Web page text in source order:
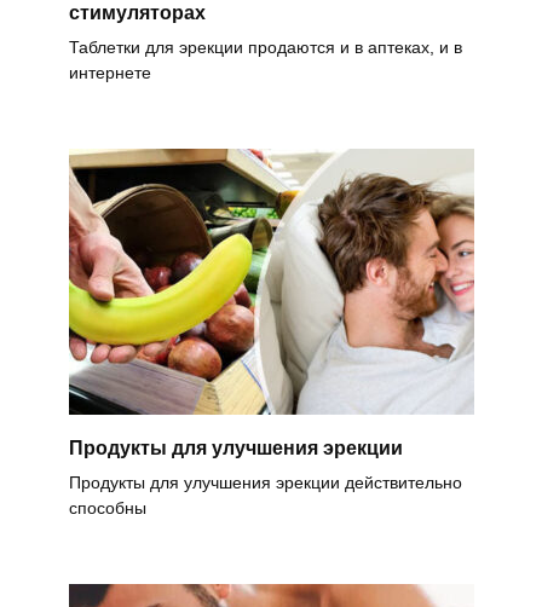
стимуляторах
Таблетки для эрекции продаются и в аптеках, и в
интернете
Продукты для улучшения эрекции
Продукты для улучшения эрекции действительно
способны